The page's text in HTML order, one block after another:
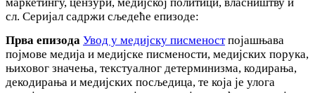
сл. Серијал садржи сљедеће епизоде:
Прва епизода Увод у медијску писменостпојашњава
појмове медија и медијске писмености, медијских порука,
њиховог значења, текстуалног детерминизма, кодирања,
декодирања и медијских посљедица, те која је улога